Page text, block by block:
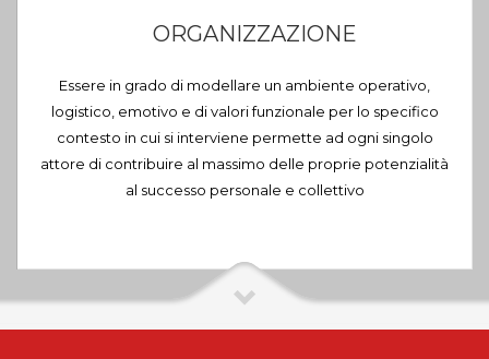
ORGANIZZAZIONE
Essere in grado di modellare un ambiente operativo,
logistico, emotivo e di valori funzionale per lo specifico
contesto in cui si interviene permette ad ogni singolo
attore di contribuire al massimo delle proprie potenzialità
al successo personale e collettivo